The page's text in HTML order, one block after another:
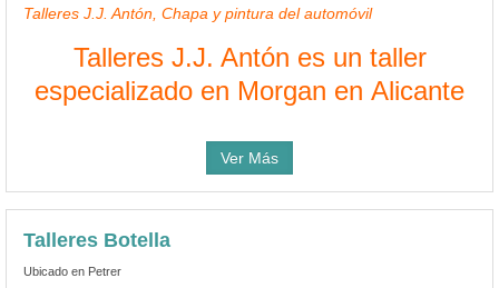
Talleres J.J. Antón, Chapa y pintura del automóvil
Talleres J.J. Antón es un taller
especializado en Morgan en Alicante
Ver Más
Talleres Botella
Ubicado en Petrer